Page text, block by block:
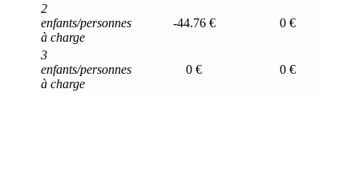
2
enfants/personnes
à charge
-44.76 € 0 €
3
enfants/personnes
à charge
0 € 0 €